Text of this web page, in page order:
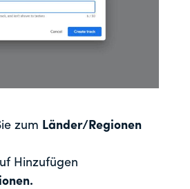
zum Länder/Regionen
Hinzufügen